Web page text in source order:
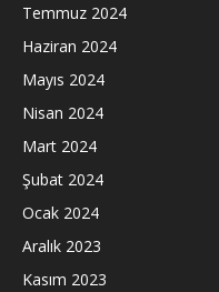
Temmuz 2024
Haziran 2024
Mayıs 2024
Nisan 2024
Mart 2024
Şubat 2024
Ocak 2024
Aralık 2023
Kasım 2023